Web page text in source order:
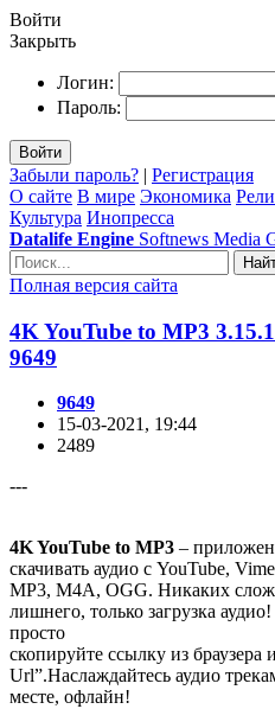
Войти
Закрыть
Логин:
Пароль:
Войти
Забыли пароль? | Регистрация
О сайте В мире Экономика
Культура Инопресса
Datalife Engine Softnews Media
Полная версия сайта
4K YouTube to MP3
9649
9649
15-03-2021, 19:44
2489
---
4K YouTube to MP3 –
скачивать аудио с YouTube,
MP3, M4A, OGG. Никаких
лишнего, только загрузка
просто
скопируйте ссылку из браузера
Url”.Наслаждайтесь аудио
месте, офлайн!